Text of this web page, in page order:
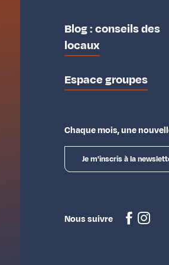
Blog : conseils des
locaux
Espace groupes
Chaque mois, une
Je m'inscris à la
Nous suivre